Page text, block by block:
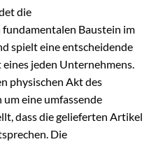
die
fundamentalen Baustein im
spielt eine entscheidende
jeden Unternehmens.
physischen Akt des
eine umfassende
dass die gelieferten Artikel
Die